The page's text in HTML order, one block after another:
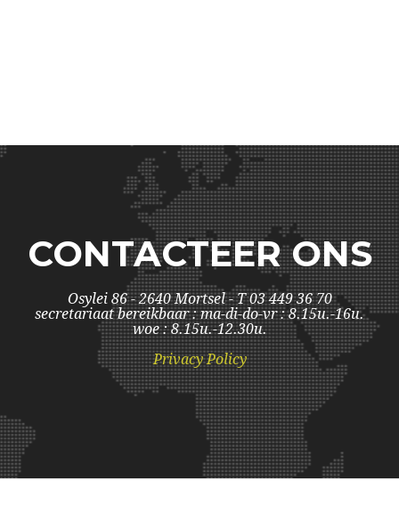
CONTACTEER ONS
Osylei 86 - 2640 Mortsel - T 03 449 36 70
secretariaat bereikbaar : ma-di-do-vr : 8.15u.-16u.
woe : 8.15u.-12.30u.
Privacy Policy